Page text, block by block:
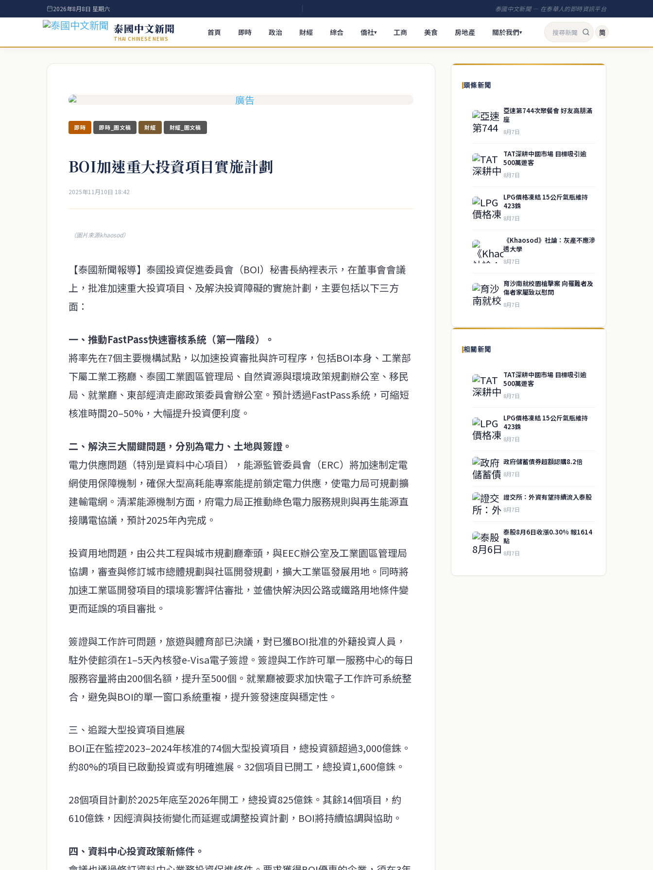
2026年8月8日 星期六 泰國中文新聞 — 在泰華人的即時資訊平台
泰國中文新聞
THAI CHINESE NEWS
首頁 即時 政治 財經 綜合 僑社▾ 工商 美食 房地產 關於我們▾ 简
即時 即時_圖文稿 財經 財經_圖文稿
BOI加速重大投資項目實施計劃
2025年11月10日 18:42
（圖片來源khaosod）
【泰國新聞報導】泰國投資促進委員會（BOI）秘書長納裡表示，在董事會會議
上，批准加速重大投資項目、及解決投資障礙的實施計劃，主要包括以下三方
面：
一、推動FastPass快速審核系統（第一階段）。
將率先在7個主要機構試點，以加速投資審批與許可程序，包括BOI本身、工業部
下屬工業工務廳、泰國工業園區管理局、自然資源與環境政策規劃辦公室、移民
局、就業廳、東部經濟走廊政策委員會辦公室。預計透過FastPass系統，可縮短
核准時間20–50%，大幅提升投資便利度。
二、解決三大關鍵問題，分別為電力、土地與簽證。
電力供應問題（特別是資料中心項目），能源監管委員會（ERC）將加速制定電
網使用保障機制，確保大型高耗能專案能提前鎖定電力供應，使電力局可規劃擴
建輸電網。清潔能源機制方面，府電力局正推動綠色電力服務規則與再生能源直
接購電協議，預計2025年內完成。
投資用地問題，由公共工程與城市規劃廳牽頭，與EEC辦公室及工業園區管理局
協調，審查與修訂城市總體規劃與社區開發規劃，擴大工業區發展用地。同時將
加速工業區開發項目的環境影響評估審批，並儘快解決因公路或鐵路用地條件變
更而延誤的項目審批。
簽證與工作許可問題，旅遊與體育部已決議，對已獲BOI批准的外籍投資人員，
駐外使館須在1–5天內核發e-Visa電子簽證。簽證與工作許可單一服務中心的每日
服務容量將由200個名額，提升至500個。就業廳被要求加快電子工作許可系統整
合，避免與BOI的單一窗口系統重複，提升簽發速度與穩定性。
三、追蹤大型投資項目進展
BOI正在監控2023–2024年核准的74個大型投資項目，總投資額超過3,000億銖。
約80%的項目已啟動投資或有明確進展。32個項目已開工，總投資1,600億銖。
28個項目計劃於2025年底至2026年開工，總投資825億銖。其餘14個項目，約
610億銖，因經濟與技術變化而延遲或調整投資計劃，BOI將持續協調與協助。
四、資料中心投資政策新條件。
頭條新聞
亞速第744次聚餐會 好友高朋滿
座
8月7日
TAT深耕中國市場 目標吸引逾
500萬遊客
8月7日
LPG價格凍結 15公斤氣瓶維持
423銖
8月7日
《Khaosod》社論：灰產不應滲
透大學
8月7日
育沙南就校園槍擊案 向罹難者及
傷者家屬致以慰問
8月7日
相關新聞
TAT深耕中國市場 目標吸引逾
500萬遊客
8月7日
LPG價格凍結 15公斤氣瓶維持
423銖
8月7日
政府儲蓄債券超額認購8.2倍
8月7日
證交所：外資有望持續流入泰股
8月7日
泰股8月6日收漲0.30% 報1614
點
8月7日